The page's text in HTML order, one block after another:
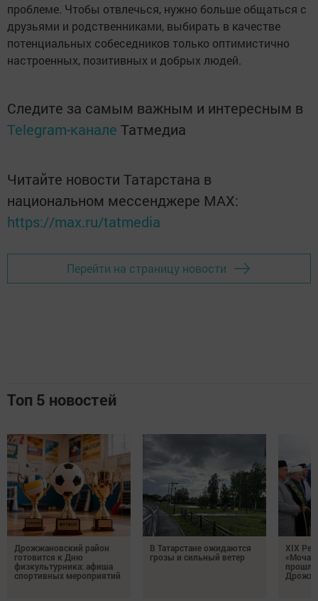
проблеме. Чтобы отвлечься, нужно больше общаться с
друзьями и родственниками, выбирать в качестве
потенциальных собеседников только оптимистично
настроенных, позитивных и добрых людей.
Следите за самым важным и интересным в
Telegram-канале Татмедиа
Читайте новости Татарстана в
национальном мессенджере MАХ:
https://max.ru/tatmedia
Перейти на страницу новости
Топ 5 новостей
Дрожжановский район
готовится к Дню
физкультурника: афиша
спортивных мероприятий
В Татарстане ожидаются
грозы и сильный ветер
XIX